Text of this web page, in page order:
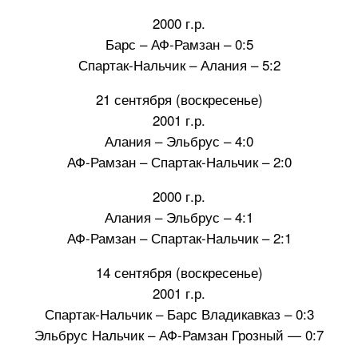
2000 г.р.
Барс – АФ-Рамзан – 0:5
Спартак-Нальчик – Алания – 5:2
21 сентября (воскресенье)
2001 г.р.
Алания – Эльбрус – 4:0
АФ-Рамзан – Спартак-Нальчик – 2:0
2000 г.р.
Алания – Эльбрус – 4:1
АФ-Рамзан – Спартак-Нальчик – 2:1
14 сентября (воскресенье)
2001 г.р.
Спартак-Нальчик – Барс Владикавказ – 0:3
Эльбрус Нальчик – АФ-Рамзан Грозный — 0:7